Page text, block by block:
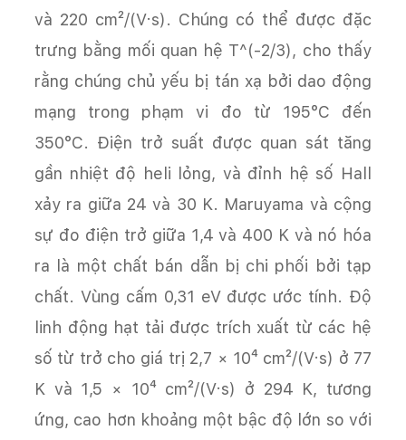
và 220 cm²/(V·s). Chúng có thể được đặc
trưng bằng mối quan hệ T^(-2/3), cho thấy
rằng chúng chủ yếu bị tán xạ bởi dao động
mạng trong phạm vi đo từ 195°C đến
350°C. Điện trở suất được quan sát tăng
gần nhiệt độ heli lỏng, và đỉnh hệ số Hall
xảy ra giữa 24 và 30 K. Maruyama và cộng
sự đo điện trở giữa 1,4 và 400 K và nó hóa
ra là một chất bán dẫn bị chi phối bởi tạp
chất. Vùng cấm 0,31 eV được ước tính. Độ
linh động hạt tải được trích xuất từ các hệ
số từ trở cho giá trị 2,7 × 10⁴ cm²/(V·s) ở 77
K và 1,5 × 10⁴ cm²/(V·s) ở 294 K, tương
ứng, cao hơn khoảng một bậc độ lớn so với